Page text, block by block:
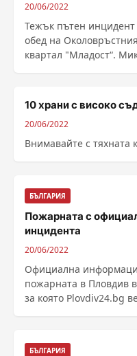
20/06/2022
Тежък пътен инцидент
обед на
квартал "Младост“.
10 храни с високо
20/06/2022
Внимавайте с тяхната
БЪЛГАРИЯ
Пожарната с
инцидента
20/06/2022
Официална
пожарната в Пловдив
за която Plovdiv24.bg
БЪЛГАРИЯ